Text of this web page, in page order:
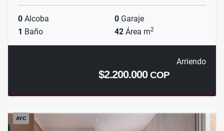
0 Alcoba 0 Garaje
1 Baño 42 Área m2
Arriendo
$2.200.000COP
AYC